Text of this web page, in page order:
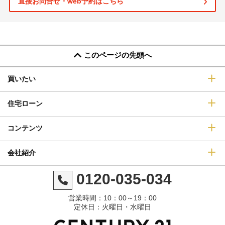
このページの先頭へ
買いたい
住宅ローン
コンテンツ
会社紹介
0120-035-034
営業時間：10：00～19：00
定休日：火曜日・水曜日